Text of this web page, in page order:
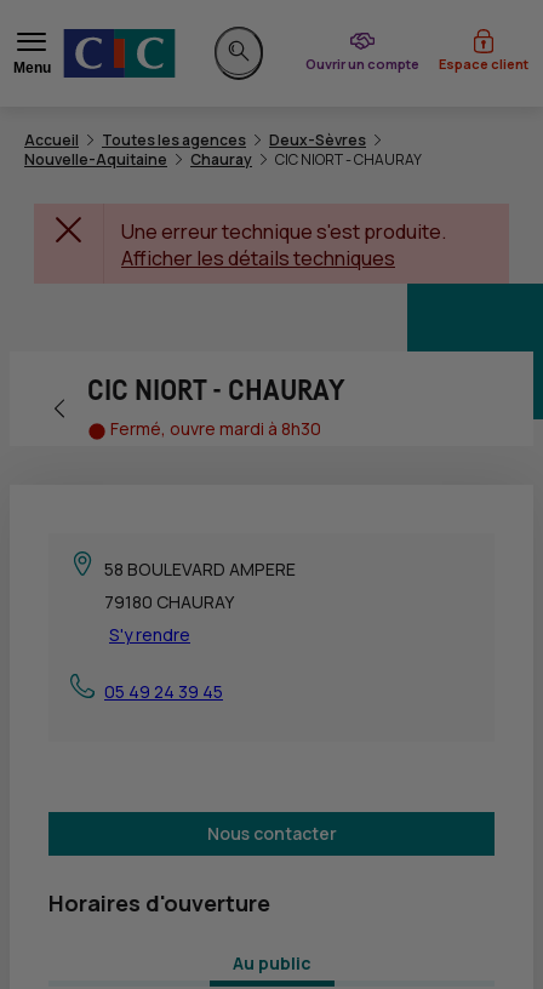
Menu
Rechercher sur le site
Ouvrir un compte
du CIC Espace client
Accueil Toutes les agences
Deux-Sèvres
Nouvelle-Aquitaine
Chauray CIC NIORT - CHAURAY
Une erreur technique s'est produite.
Afficher les détails techniques
Retour vers la page précédente
CIC NIORT - CHAURAY
Fermé, ouvre mardi à 8h30
58 BOULEVARD AMPERE
79180 CHAURAY
S'y rendre
05 49 24 39 45
Nous contacter
Horaires d'ouverture
Au public